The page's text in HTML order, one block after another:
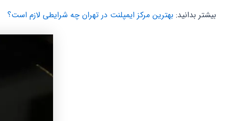
بیشتر بدانید: بهترین مرکز ایمپلنت در تهران چه شرایطی لازم است؟